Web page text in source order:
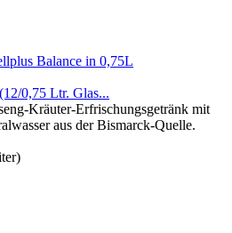
0,75 Ltr. Glas...
mit
aus der Bismarck‑Quelle.